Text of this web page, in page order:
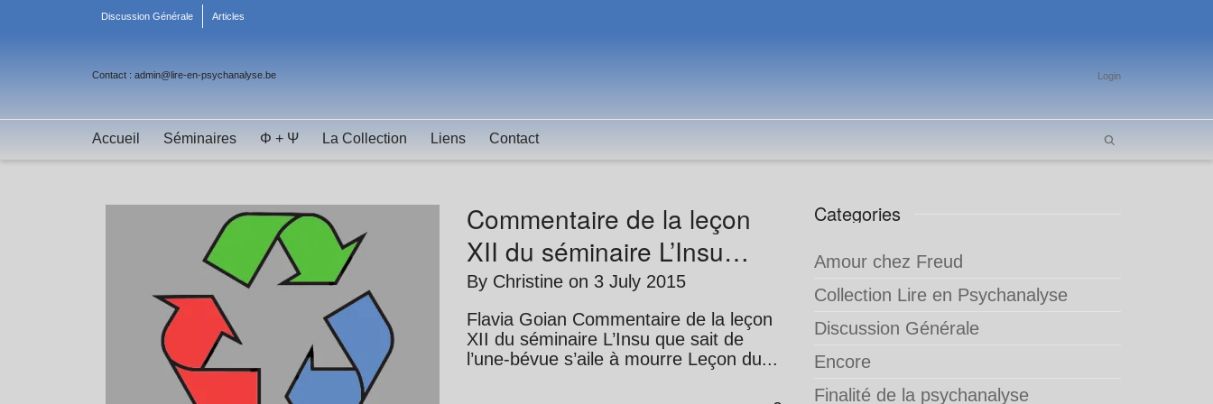
Discussion Générale Articles
Contact : admin@lire-en-psychanalyse.be Login
Accueil Séminaires Φ + Ψ La Collection Liens Contact
Commentaire de la leçon
XII du séminaire L’Insu…
By Christine on 3 July 2015
Flavia Goian Commentaire de la leçon
XII du séminaire L’Insu que sait de
l’une-bévue s’aile à mourre Leçon du...
Categories
Amour chez Freud
Collection Lire en Psychanalyse
Discussion Générale
Encore
Finalité de la psychanalyse